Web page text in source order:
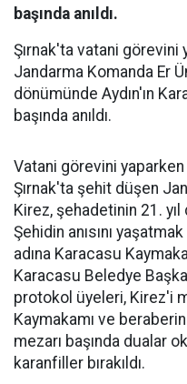
başında anıldı.
Şırnak'ta vatani görevini
Jandarma Komanda Er
dönümünde Aydın'ın
başında anıldı.
Vatani görevini
Şırnak'ta şehit düşen
Kirez, şehadetinin 21.
Şehidin anısını
adına Karacasu
Karacasu Beledye
protokol üyeleri, Kirez'i
Kaymakamı ve
mezarı başında dualar
karanfiller bırakıldı.